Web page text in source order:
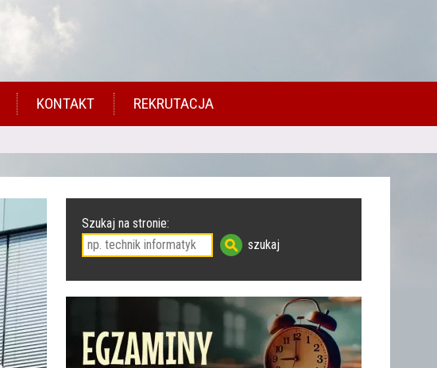
KONTAKT REKRUTACJA
Szukaj na stronie: